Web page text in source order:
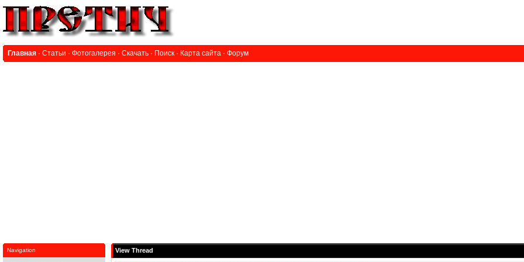
Главная · Статьи · Фотогалерея · Скачать · Поиск · Карта сайта · Форум
Navigation View Thread